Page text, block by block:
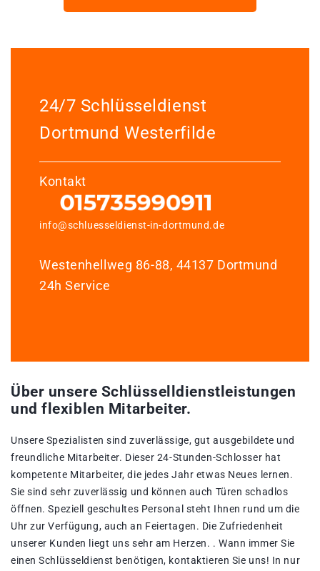
24/7 Schlüsseldienst
Dortmund Westerfilde
Kontakt
info@schluesseldienst-in-dortmund.de
Westenhellweg 86-88, 44137 Dortmund
24h Service
Über unsere Schlüsselldienstleistungen
und flexiblen Mitarbeiter.
Unsere Spezialisten sind zuverlässige, gut ausgebildete und
freundliche Mitarbeiter. Dieser 24-Stunden-Schlosser hat
kompetente Mitarbeiter, die jedes Jahr etwas Neues lernen.
Sie sind sehr zuverlässig und können auch Türen schadlos
öffnen. Speziell geschultes Personal steht Ihnen rund um die
Uhr zur Verfügung, auch an Feiertagen. Die Zufriedenheit
unserer Kunden liegt uns sehr am Herzen. . Wann immer Sie
einen Schlüsseldienst benötigen, kontaktieren Sie uns! In nur